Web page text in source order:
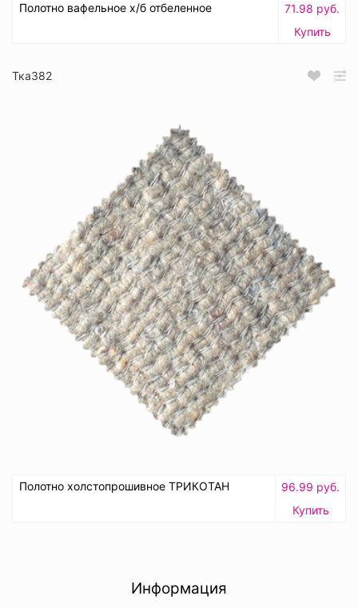
Полотно вафельное х/б отбеленное
71.98 руб.
Купить
Тка382
Полотно холстопрошивное ТРИКОТАН
96.99 руб.
Купить
Информация